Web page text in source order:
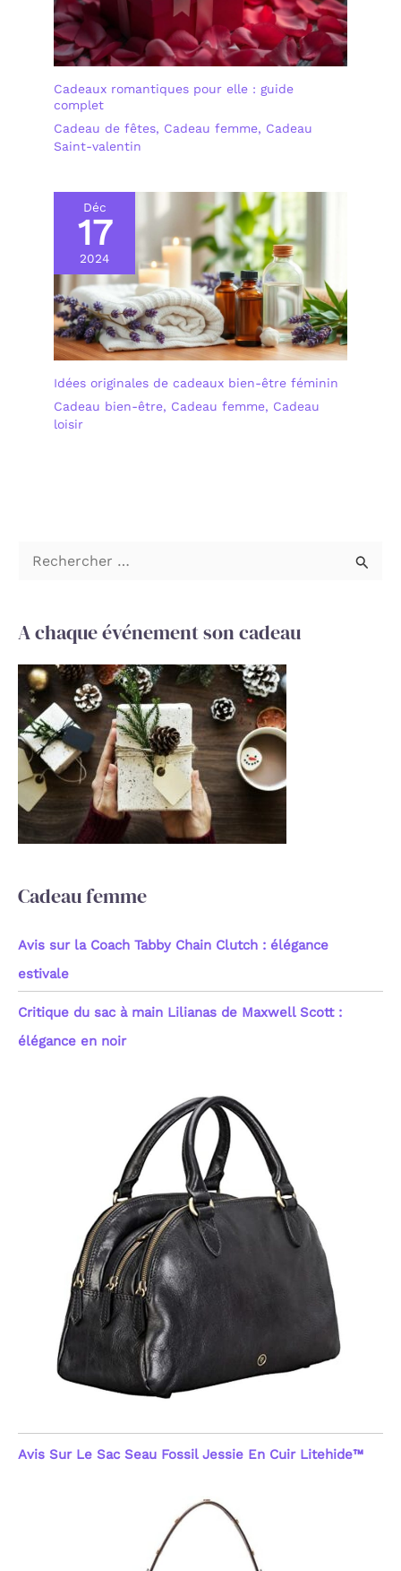
Cadeaux romantiques pour elle : guide
complet
Cadeau de fêtes, Cadeau femme, Cadeau
Saint-valentin
Déc
17
2024
Idées originales de cadeaux bien-être féminin
Cadeau bien-être, Cadeau femme, Cadeau
loisir
c
e
r
c
A chaque événement son cadeau
Cadeau femme
Avis sur la Coach Tabby Chain Clutch : élégance
estivale
Critique du sac à main Lilianas de Maxwell Scott :
élégance en noir
Avis Sur Le Sac Seau Fossil Jessie En Cuir Litehide™